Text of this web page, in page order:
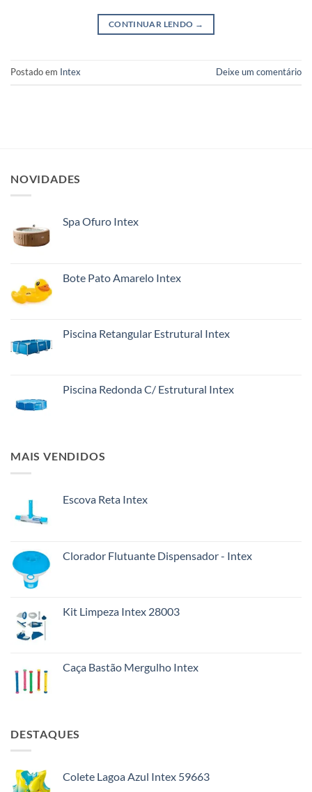
CONTINUAR LENDO →
Postado em Intex Deixe um comentário
NOVIDADES
Spa Ofuro Intex
Bote Pato Amarelo Intex
Piscina Retangular Estrutural Intex
Piscina Redonda C/ Estrutural Intex
MAIS VENDIDOS
Escova Reta Intex
Clorador Flutuante Dispensador - Intex
Kit Limpeza Intex 28003
Caça Bastão Mergulho Intex
DESTAQUES
Colete Lagoa Azul Intex 59663